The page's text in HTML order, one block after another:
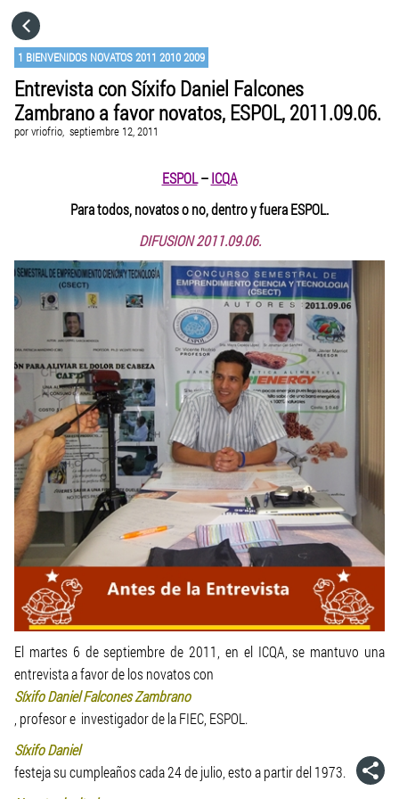
1 BIENVENIDOS NOVATOS 2011 2010 2009
Entrevista con Síxifo Daniel Falcones
Zambrano a favor novatos, ESPOL, 2011.09.06.
porvriofrio, septiembre 12, 2011
ESPOL–ICQA
Para todos, novatos o no, dentro y fuera ESPOL.
DIFUSION 2011.09.06.
El martes 6 de septiembre de 2011, en el ICQA, se mantuvo una
entrevista a favor de los novatos con
Síxifo Daniel Falcones Zambrano
, profesor e investigador de la FIEC, ESPOL.
Síxifo Daniel
festeja su cumpleaños cada 24 de julio, esto a partir del 1973.
CATEGORÍAS
VISITA EL SITIO WEB